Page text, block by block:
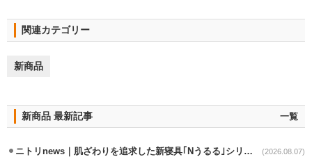
関連カテゴリー
新商品
新商品 最新記事 一覧
ニトリnews｜肌ざわりを追求した新寝具｢Nうるる｣シリーズを発売 (2026.08.07)